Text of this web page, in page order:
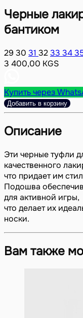
Черные
бантиком
29 30 31 3233 34
3 400,00 KGS
Купить через
Добавить в корзину
Описание
Эти черные туфли
качественного
что придает им
Подошва
для активной игры,
что делает их
носки.
Вам также